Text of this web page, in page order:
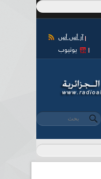
آر أس أس
يوتيوب
استمارة البحث
‏بحث ‏